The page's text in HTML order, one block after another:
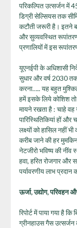
परिकल्पित उत्सर्जन में
डिग्री सेल्सियस तक
कटौती जरूरी है। इतने
और सुव्‍यवस्थित
प्रणालियों में इस
यूएनईपी के अधिशासी
सुधार और वर्ष 2030
करना….. यह बहुत
हमें इसके लिये कोशिश तो
मायने रखता है : चाहे वह
पारिस्थितिकियां हों
लक्ष्‍यों को हासिल नहीं
करीब जाने की हर
नेटजीरो भविष्य की
हवा, हरित रोजगार और
पर्यावरणीय लाभ
ऊर्जा, उद्योग, परिवहन
रिपोर्ट में पाया गया है
ग्रीनहाउस गैस उत्सर्जन